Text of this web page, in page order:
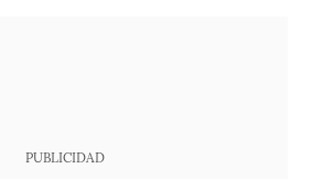
PUBLICIDAD